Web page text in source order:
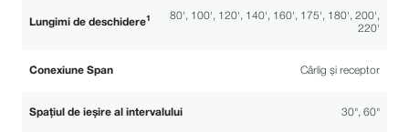
Lungimi de deschidere1
80', 100', 120', 140', 160', 175', 180', 200',
220'
Conexiune Span Cârlig și receptor
Spațiul de ieșire al intervalului 30", 60"